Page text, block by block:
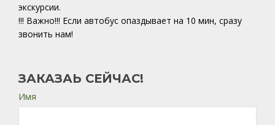
экскурсии.
!!! Важно!!! Если автобус опаздывает на 10 мин, сразу
звонить нам!
ЗАКАЗАЬ СЕЙЧАС!
Имя